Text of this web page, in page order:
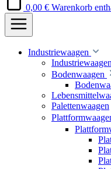
0,00 € Warenkorb
Industriewaagen
Bodenwaagen
Palettenwaagen